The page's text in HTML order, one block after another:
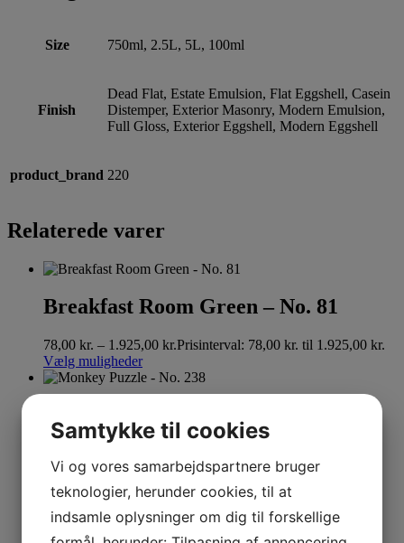
Size 750ml, 2.5L, 5L, 100ml
Finish
Dead Flat, Estate Emulsion, Flat Eggshell, Casein
Distemper, Exterior Masonry, Modern Emulsion,
Full Gloss, Exterior Eggshell, Modern Eggshell
product_brand 220
Relaterede varer
Breakfast Room Green – No. 81
78,00 kr. – 1.925,00 kr.Prisinterval: 78,00 kr. til 1.925,00 kr.
Vælg muligheder
Monkey Puzzle – No. 238
1.925,00 kr. Vælg muligheder
Eddy – No. 301
Samtykke til cookies
Vi og vores samarbejdspartnere bruger
teknologier, herunder cookies, til at
indsamle oplysninger om dig til forskellige